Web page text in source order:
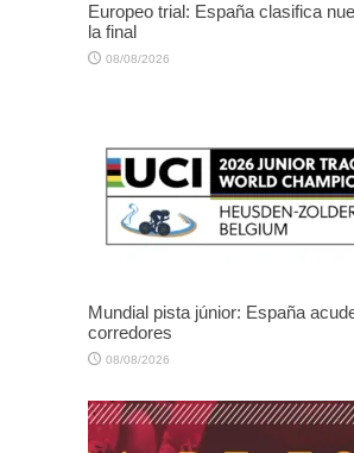
Europeo trial: España clasifica
la final
08/08/2026
Mundial pista júnior: España
corredores
08/08/2026